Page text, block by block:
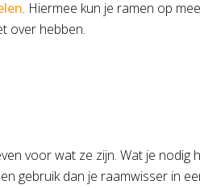
. Hiermee kun je ramen op
over hebben.
voor wat ze zijn. Wat je
gebruik dan je raamwisser in